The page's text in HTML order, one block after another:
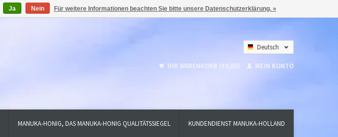
Deutsch
English
IHR WARENKORB (€0,00) MEIN KONTO
MANUKA-HONIG, DAS MANUKA-HONIG QUALITÄTSSIEGEL KUNDENDIENST MANUKA-HOLLAND
Ja Nein Für weitere Informationen beachten Sie bitte unsere Datenschutzerklärung. »